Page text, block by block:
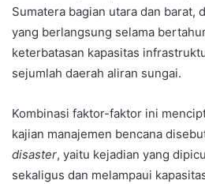
Sumatera bagian utara dan barat,
yang berlangsung selama
keterbatasan kapasitas
sejumlah daerah aliran sungai.
Kombinasi faktor-faktor ini
kajian manajemen bencana
disaster, yaitu kejadian yang
sekaligus dan melampaui